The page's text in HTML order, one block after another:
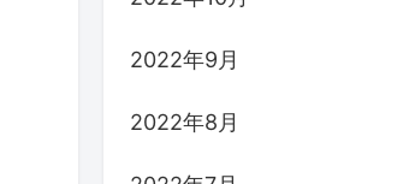
2022年9月
2022年8月